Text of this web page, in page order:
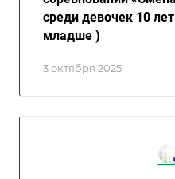
3 октября 2025
среди девочек 10
младше )